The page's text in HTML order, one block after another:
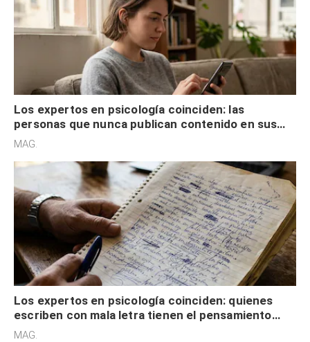
Los expertos en psicología coinciden: las
personas que nunca publican contenido en sus
redes sociales no pretenden buscar validación
MAG.
Los expertos en psicología coinciden: quienes
escriben con mala letra tienen el pensamiento
acelerado y no lo hacen por desinterés
MAG.